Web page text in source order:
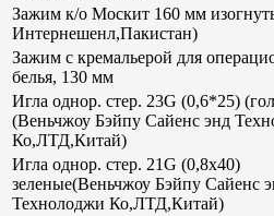
Зажим к/о Москит 160 мм
Интернешенл,Пакистан)
Зажим с кремальерой для
белья, 130 мм
Игла однор. стер. 23G (0,6*25)
(Веньчжоу Бэйпу Сайенс энд
Ко,ЛТД,Китай)
Игла однор. стер. 21G (0,8х40)
зеленые(Веньчжоу Бэйпу Сайенс
Технолоджи Ко,ЛТД,Китай)